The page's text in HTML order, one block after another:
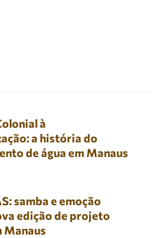
à
a história do
de água em Manaus
samba e emoção
edição de projeto
Manaus